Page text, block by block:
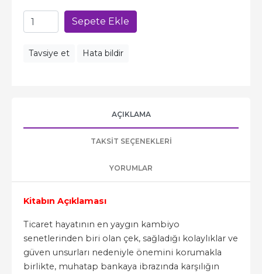
Sepete Ekle
Tavsiye et Hata bildir
AÇIKLAMA
TAKSIT SEÇENEKLERI
YORUMLAR
Kitabın Açıklaması
Ticaret hayatının en yaygın kambiyo
senetlerinden biri olan çek, sağladığı kolaylıklar ve
güven unsurları nedeniyle önemini korumakla
birlikte, muhatap bankaya ibrazında karşılığın